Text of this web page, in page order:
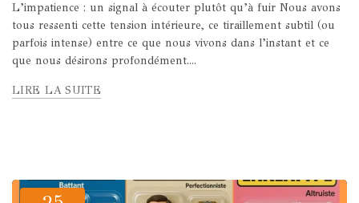
L’impatience : un signal à écouter plutôt qu’à fuir Nous avons
tous ressenti cette tension intérieure, ce tiraillement subtil (ou
parfois intense) entre ce que nous vivons dans l’instant et ce
que nous désirons profondément....
LIRE LA SUITE